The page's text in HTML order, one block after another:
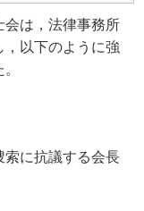
は，法律事務所
以下のように強
に抗議する会長